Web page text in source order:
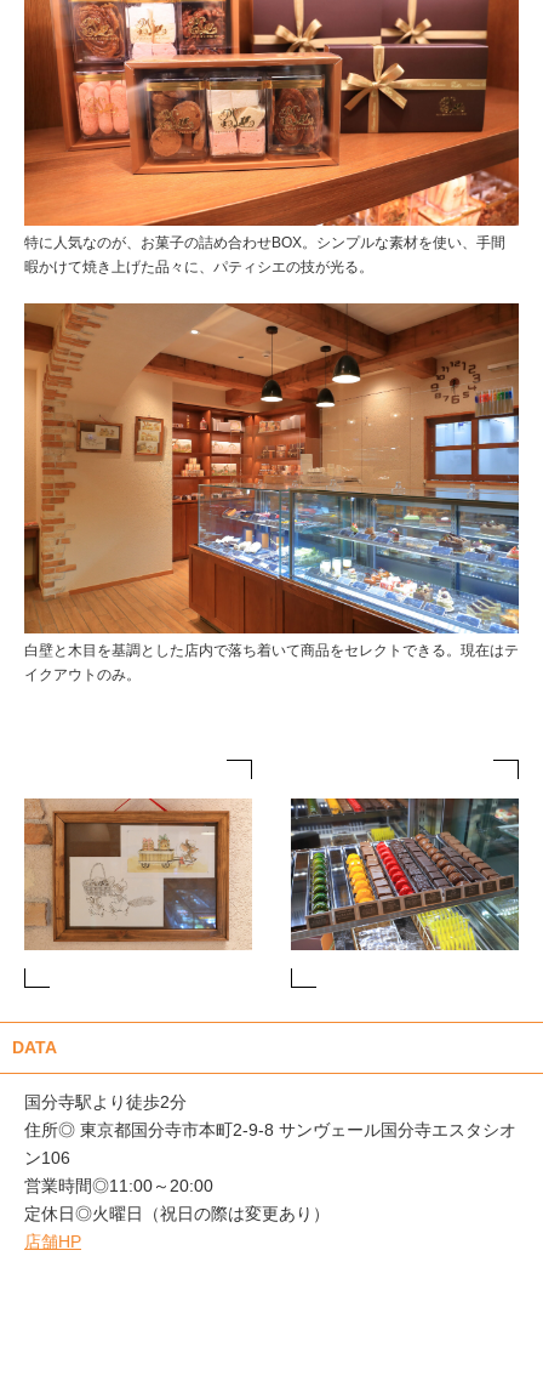
特に人気なのが、お菓子の詰め合わせBOX。シンプルな素材を使い、手間
暇かけて焼き上げた品々に、パティシエの技が光る。
白壁と木目を基調とした店内で落ち着いて商品をセレクトできる。現在はテ
イクアウトのみ。
DATA
国分寺駅より徒歩2分
住所◎ 東京都国分寺市本町2-9-8 サンヴェール国分寺エスタシオ
ン106
営業時間◎11:00～20:00
定休日◎火曜日（祝日の際は変更あり）
店舗HP